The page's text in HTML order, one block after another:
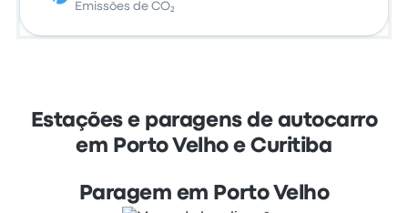
Emissões de CO₂
Estações e paragens de autocarro
em Porto Velho e Curitiba
Paragem em Porto Velho